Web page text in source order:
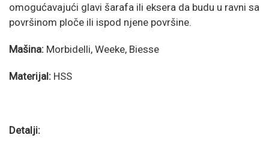
omogućavajući glavi šarafa ili eksera da budu u ravni sa
površinom ploče ili ispod njene površine.
Mašina: Morbidelli, Weeke, Biesse
Materijal: HSS
Detalji: